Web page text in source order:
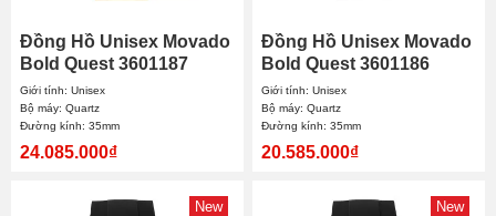
Đồng Hồ Unisex Movado
Bold Quest 3601187
35mm
Giới tính: Unisex
Bộ máy: Quartz
Đường kính: 35mm
24.085.000₫
Đồng Hồ Unisex Movado
Bold Quest 3601186
35mm
Giới tính: Unisex
Bộ máy: Quartz
Đường kính: 35mm
20.585.000₫
New New